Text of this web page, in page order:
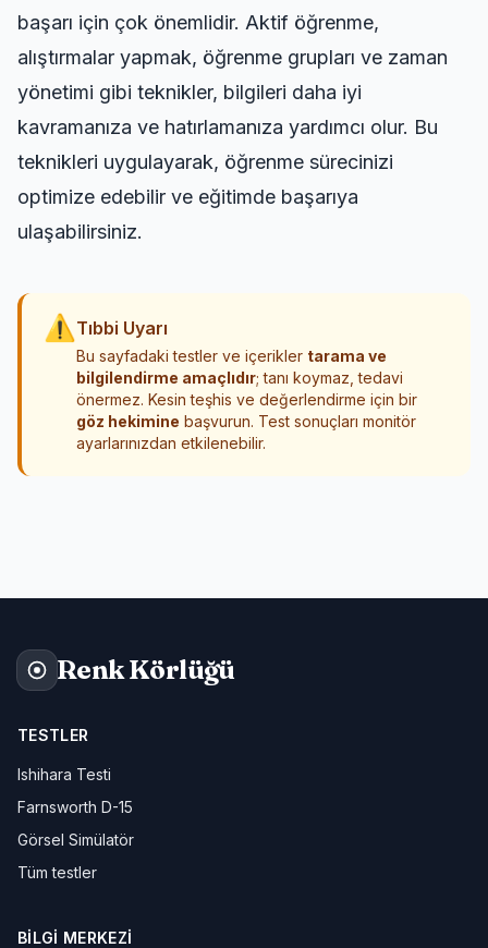
başarı için çok önemlidir. Aktif öğrenme,
alıştırmalar yapmak, öğrenme grupları ve zaman
yönetimi gibi teknikler, bilgileri daha iyi
kavramanıza ve hatırlamanıza yardımcı olur. Bu
teknikleri uygulayarak, öğrenme sürecinizi
optimize edebilir ve eğitimde başarıya
ulaşabilirsiniz.
⚠ Tıbbi Uyarı
Bu sayfadaki testler ve içerikler tarama ve
bilgilendirme amaçlıdır; tanı koymaz, tedavi
önermez. Kesin teşhis ve değerlendirme için bir
göz hekimine başvurun. Test sonuçları monitör
ayarlarınızdan etkilenebilir.
Renk Körlüğü
TESTLER
Ishihara Testi
Farnsworth D-15
Görsel Simülatör
Tüm testler
BILGI MERKEZI